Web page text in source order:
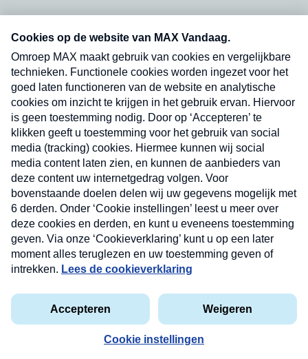
nieuwsbrief. Elke vrijdag- en dinsdagochtend in
uw mailbox.
Verzend
Privacyverklaring
Cookieverklaring
Kwetsbaarheid melden
Copyright © 2026 MAX Vandaag - Omroep MAX
Nieuwsbrief
Neem hier een gratis abonnement op onze
nieuwsbrief. Elke vrijdag- en dinsdagochtend in uw